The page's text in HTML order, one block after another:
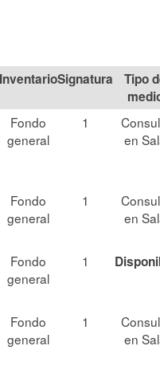
Signatura
Tipo
Fondo
general
1
en
Fondo
general
1
en
Fondo
general
1
Fondo
general
1
en